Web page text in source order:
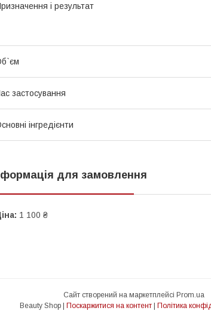
і результат
застосування
інгредієнти
для замовлення
1 100 ₴
Сайт створений на маркетплейсі Prom.ua
Beauty Shop | Поскаржитися на контент | Політика